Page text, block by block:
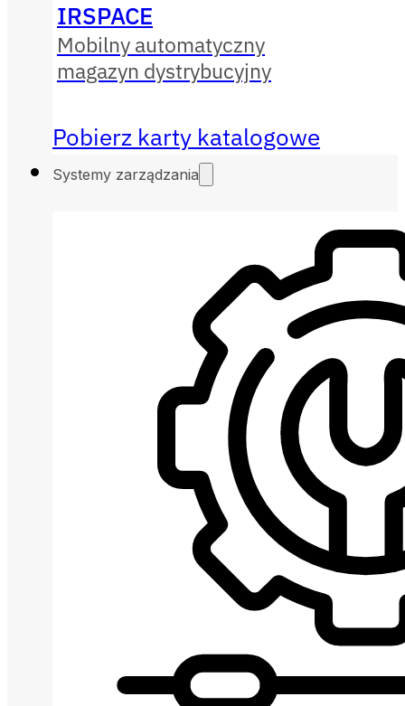
IRSPACE
Mobilny automatyczny
magazyn dystrybucyjny
Pobierz karty katalogowe
Systemy zarządzania